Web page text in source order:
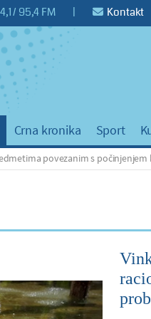
/ 95,4 FM | Kontakt
Crna kronika Sport
s počinjenjem